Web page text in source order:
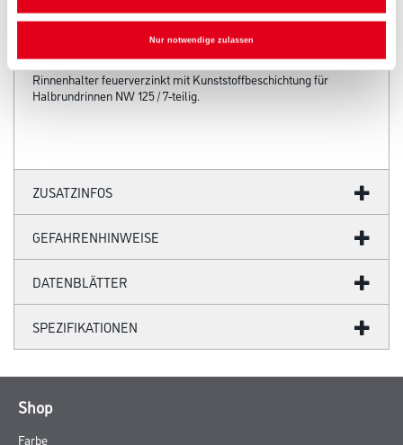
Nur notwendige zulassen
PRODUKTEIGENSCHAFTEN
Produkteigenschaft
Rinnenhalter feuerverzinkt mit Kunststoffbeschichtung für
Halbrundrinnen NW 125 / 7-teilig.
ZUSATZINFOS
GEFAHRENHINWEISE
DATENBLÄTTER
SPEZIFIKATIONEN
Shop
Farbe